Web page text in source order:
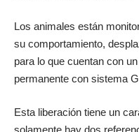
Los animales están
su comportamiento,
para lo que cuentan con
permanente con sistema
Esta liberación tiene un
solamente hay dos